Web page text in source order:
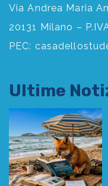
Via Andrea Maria
20131 Milano –
PEC:
Ultime